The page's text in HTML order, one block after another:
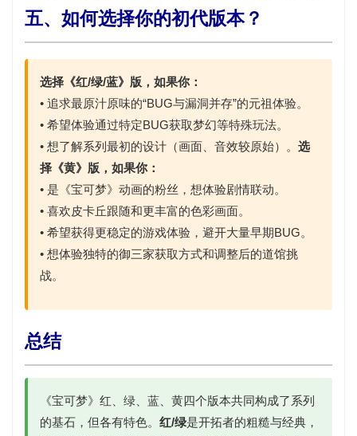
五、如何选择你的初代版本？
选择《红/绿/蓝》版，如果你：
• 追求最原汁原味的“BUG与漏洞并存”的元祖体验。
• 希望体验通过特定BUG获取梦幻等特殊玩法。
• 想了解系列最初的设计（画面、音效较原始）。 选
择《黄》版，如果你：
• 是《宝可梦》动画的粉丝，想体验剧情联动。
• 喜欢皮卡丘跟随和更丰富的色彩画面。
• 希望获得更稳定的游戏体验，避开大量早期BUG。
• 想体验独特的御三家获取方式和调整后的道馆挑
战。
总结
《宝可梦》红、绿、蓝、黄四个版本共同构成了系列
的基石，但各有特色。 红/绿是开拓者的粗糙与经典，